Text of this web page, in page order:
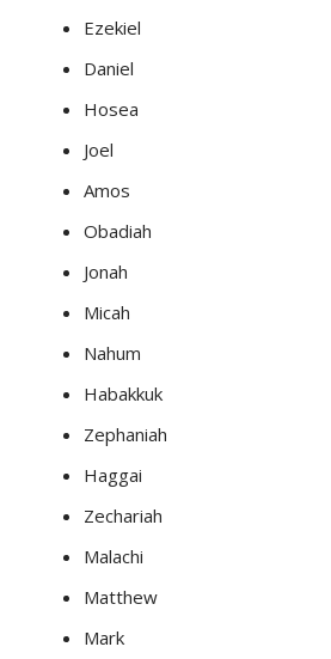
Ezekiel
Daniel
Hosea
Joel
Amos
Obadiah
Jonah
Micah
Nahum
Habakkuk
Zephaniah
Haggai
Zechariah
Malachi
Matthew
Mark